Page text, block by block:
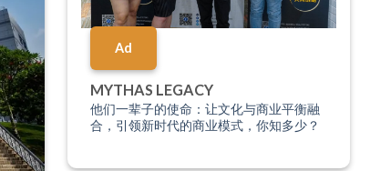
Ad
MYTHAS LEGACY
他们一辈子的使命：让文化与商业平衡融
合，引领新时代的商业模式，你知多少？